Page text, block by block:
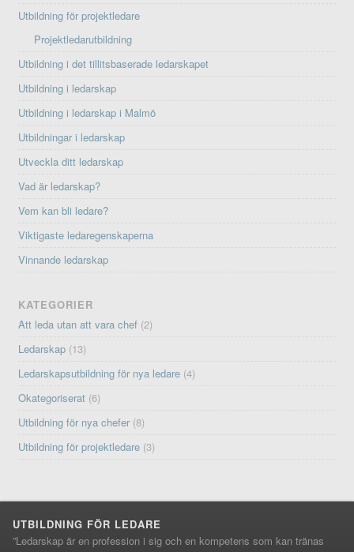
Utbildning för projektledare
Projektledarutbildning
Utbildning i det tillitsbaserade ledarskapet
Utbildning i ledarskap
Utbildning i ledarskap i Malmö
Utbildningar i ledarskap
Utveckla ditt ledarskap
Vad är ledarskap?
Vem kan bli ledare?
Viktigaste ledaregenskaperna
Vinnande ledarskap
KATEGORIER
Att leda utan att vara chef (2)
Ledarskap (13)
Ledarskapsutbildning för nya ledare (4)
Okategoriserat (6)
Utbildning för nya chefer (8)
Utbildning för projektledare (3)
UTBILDNING FÖR LEDARE
”Ledarskap är en profession i sig och en kompetens som kan tränas